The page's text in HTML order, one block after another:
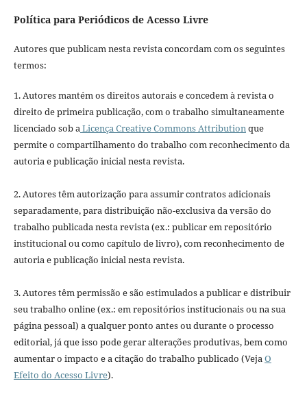
Política para Periódicos de Acesso Livre
Autores que publicam nesta revista concordam com os seguintes
termos:
1. Autores mantém os direitos autorais e concedem à revista o
direito de primeira publicação, com o trabalho simultaneamente
licenciado sob aLicença Creative Commons Attributionque
permite o compartilhamento do trabalho com reconhecimento da
autoria e publicação inicial nesta revista.
2. Autores têm autorização para assumir contratos adicionais
separadamente, para distribuição não-exclusiva da versão do
trabalho publicada nesta revista (ex.: publicar em repositório
institucional ou como capítulo de livro), com reconhecimento de
autoria e publicação inicial nesta revista.
3. Autores têm permissão e são estimulados a publicar e distribuir
seu trabalho online (ex.: em repositórios institucionais ou na sua
página pessoal) a qualquer ponto antes ou durante o processo
editorial, já que isso pode gerar alterações produtivas, bem como
aumentar o impacto e a citação do trabalho publicado (VejaO
Efeito do Acesso Livre).